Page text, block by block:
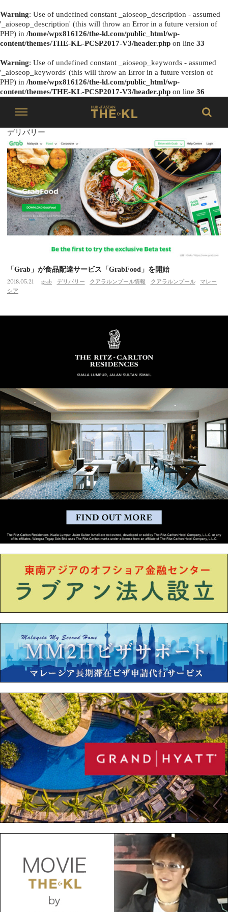
Warning: Use of undefined constant _aioseop_description - assumed
'_aioseop_description' (this will throw an Error in a future version of
PHP) in /home/wpx816126/the-kl.com/public_html/wp-
content/themes/THE-KL-PCSP2017-V3/header.php on line 33
Warning: Use of undefined constant _aioseop_keywords - assumed
'_aioseop_keywords' (this will throw an Error in a future version of
PHP) in /home/wpx816126/the-kl.com/public_html/wp-
content/themes/THE-KL-PCSP2017-V3/header.php on line 36
デリバリー
「Grab」が食品配達サービス「GrabFood」を開始
2018.05.21 grab デリバリー クアラルンプール情報 クアラルンプール
マレー
シア